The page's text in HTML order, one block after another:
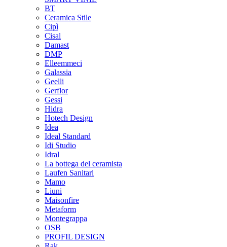
BT
Ceramica Stile
Cipì
Cisal
Damast
DMP
Elleemmeci
Galassia
Geelli
Gerflor
Gessi
Hidra
Hotech Design
Idea
Ideal Standard
Idi Studio
Idral
La bottega del ceramista
Laufen Sanitari
Mamo
Liuni
Maisonfire
Metaform
Montegrappa
OSB
PROFIL DESIGN